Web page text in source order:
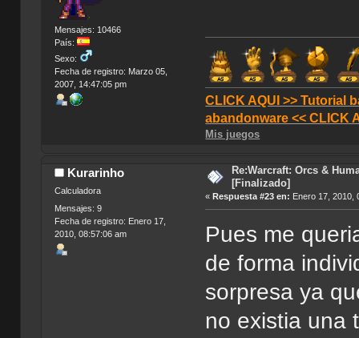
Mensajes: 10466
País:
Sexo:
Fecha de registro: Marzo 05,
2007, 14:47:05 pm
CLICK AQUI >> Tutorial
abandonware << CLICK
Mis juegos
Kurarinho
Calculadora
Mensajes: 9
Fecha de registro: Enero 17,
2010, 08:57:06 am
Re:Warcraft: Orcs &
[Finalizado]
« Respuesta #23 en: Enero 17, 2010,
Pues me
de forma
sorpresa ya
no existia una